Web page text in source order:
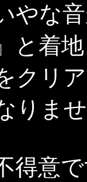
やな
と着
クリ
りま
得意